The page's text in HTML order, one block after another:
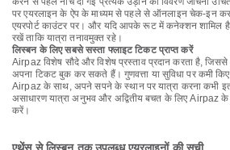
पर एयरलाइन के ऐप के माध्यम से पहले से ऑनलाइन चेक-इन
एयरपोर्ट काउंटर पर। और यदि आपके रूट में कनेक्शन शामिल है,
रखें ताकि यात्रा तनावमुक्त रहे।
लिस्बन के लिए सबसे सस्ता फ्लाइट टिकट प्राप्त करें
Airpaz विशेष सौदे और विशेष प्रस्ताव प्रदान करता है,
अपना टिकट बुक कर सकते हैं। गुणवत्ता या सुविधा पर कमी किए
Airpaz के साथ, अपने सपने के स्थान पर यात्रा करना कभी
असाधारण यात्रा अनुभव और अद्वितीय बचत के लिए Airpaz
करें।